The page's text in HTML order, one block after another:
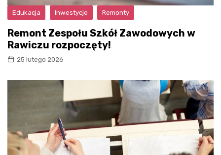
Edukacja Inwestycje Remonty
Remont Zespołu Szkół Zawodowych w
Rawiczu rozpoczęty!
25 lutego 2026